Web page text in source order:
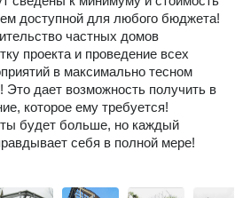
доступной для любого бюджета!
частных домов
проекта и проведение всех
в максимально тесном
Это дает возможность получить в
которое ему требуется!
будет больше, но каждый
себя в полной мере!